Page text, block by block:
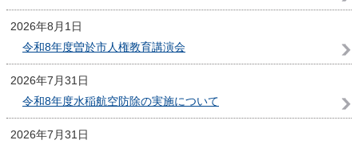
2026年8月1日
令和8年度曽於市人権教育講演会
2026年7月31日
令和8年度水稲航空防除の実施について
2026年7月31日